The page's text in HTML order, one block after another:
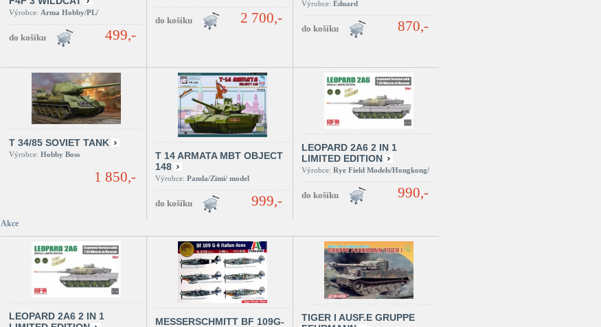
Výrobce: Arma Hobby/PL/
499,-
2 700,-
Výrobce: Eduard
870,-
T 34/85 SOVIET TANK
Výrobce: Hobby Boss
1 850,-
T 14 ARMATA MBT OBJECT
148
Výrobce: Panda/Zimi/ model
999,-
LEOPARD 2A6 2 IN 1
LIMITED EDITION
Výrobce: Rye Field Models/Hongkong/
990,-
Akce
LEOPARD 2A6 2 IN 1
MESSERSCHMITT BF 109G-
TIGER I AUSF.E GRUPPE